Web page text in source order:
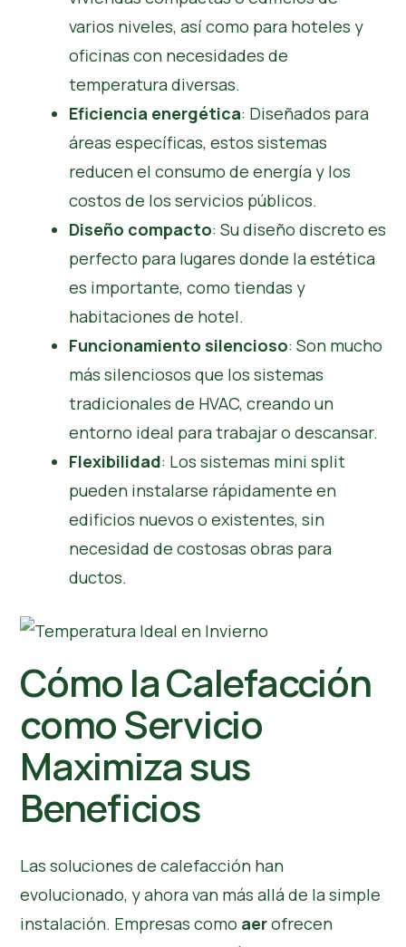
varios niveles, así como para hoteles y
oficinas con necesidades de
temperatura diversas.
Eficiencia energética: Diseñados para
áreas específicas, estos sistemas
reducen el consumo de energía y los
costos de los servicios públicos.
Diseño compacto: Su diseño discreto es
perfecto para lugares donde la estética
es importante, como tiendas y
habitaciones de hotel.
Funcionamiento silencioso: Son mucho
más silenciosos que los sistemas
tradicionales de HVAC, creando un
entorno ideal para trabajar o descansar.
Flexibilidad: Los sistemas mini split
pueden instalarse rápidamente en
edificios nuevos o existentes, sin
necesidad de costosas obras para
ductos.
Cómo la Calefacción
como Servicio
Maximiza sus
Beneficios
Las soluciones de calefacción han
evolucionado, y ahora van más allá de la simple
instalación. Empresas como aerofrecen